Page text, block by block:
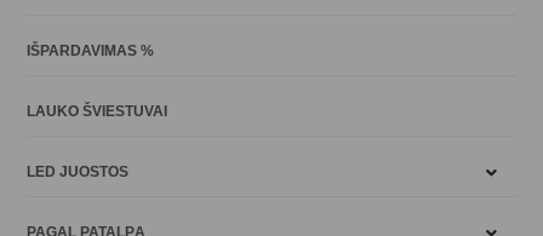
IŠPARDAVIMAS %
LAUKO ŠVIESTUVAI
LED JUOSTOS
PAGAL PATALPĄ